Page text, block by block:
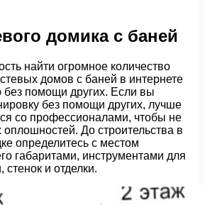
домика с баней
найти огромное количество
домов с баней в интернете
без помощи других. Если вы
без помощи других, лучше
со профессионалами, чтобы не
оплошностей. До строительства в
определитесь с местом
габаритами, инструментами для
и отделки.